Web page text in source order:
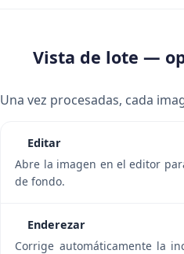
Vista de lote —
Una vez procesadas, cada
Editar
Abre la imagen en el editor
de fondo.
Enderezar
Corrige automáticamente la